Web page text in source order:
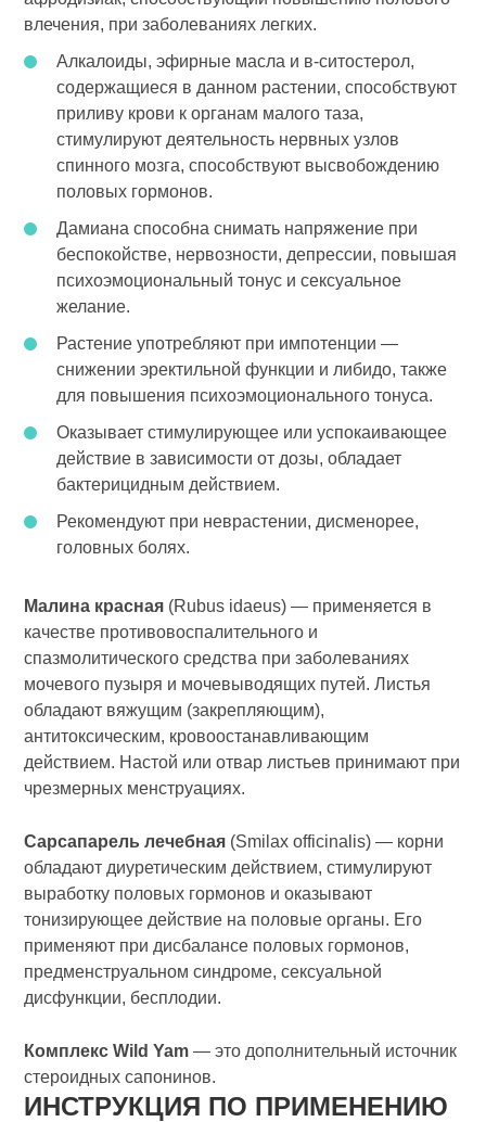
влечения, при заболеваниях легких.
Алкалоиды, эфирные масла и в-ситостерол,
содержащиеся в данном растении, способствуют
приливу крови к органам малого таза,
стимулируют дея­тельность нервных узлов
спинного мозга, способствуют высвобождению
половых гормонов.
Дамиана способна снимать напряжение при
беспокойстве, нервозности, депрессии, повышая
психоэмоциональный тонус и сексуальное
желание.
Растение употребляют при импотенции —
снижении эректильной функции и либидо, также
для повышения психоэмоционального тонуса.
Оказывает стимулирующее или успокаивающее
действие в зависимости от дозы, обладает
бактерицидным действием.
Рекомендуют при неврастении, дисменорее,
головных болях.
Малина красная (Rubus idaeus) — применяется в
качестве противовоспалительного и
спазмолитического средства при заболеваниях
мочевого пузыря и мочевыводящих путей. Листья
обладают вяжущим (закрепляющим),
антитоксическим, кровоостанавливающим
действием. Настой или отвар листьев принимают при
чрезмерных менструациях.
Сарсапарель лечебная (Smilax officinalis) — корни
обладают диуретическим действием, стимулируют
выработку половых гормонов и оказывают
тонизирующее действие на половые органы. Его
применяют при дисбалансе половых гормонов,
предменструальном синдроме, сексуальной
дисфункции, бесплодии.
Комплекс Wild Yam — это дополнительный источник
стероидных сапонинов.
ИНСТРУКЦИЯ ПО ПРИМЕНЕНИЮ